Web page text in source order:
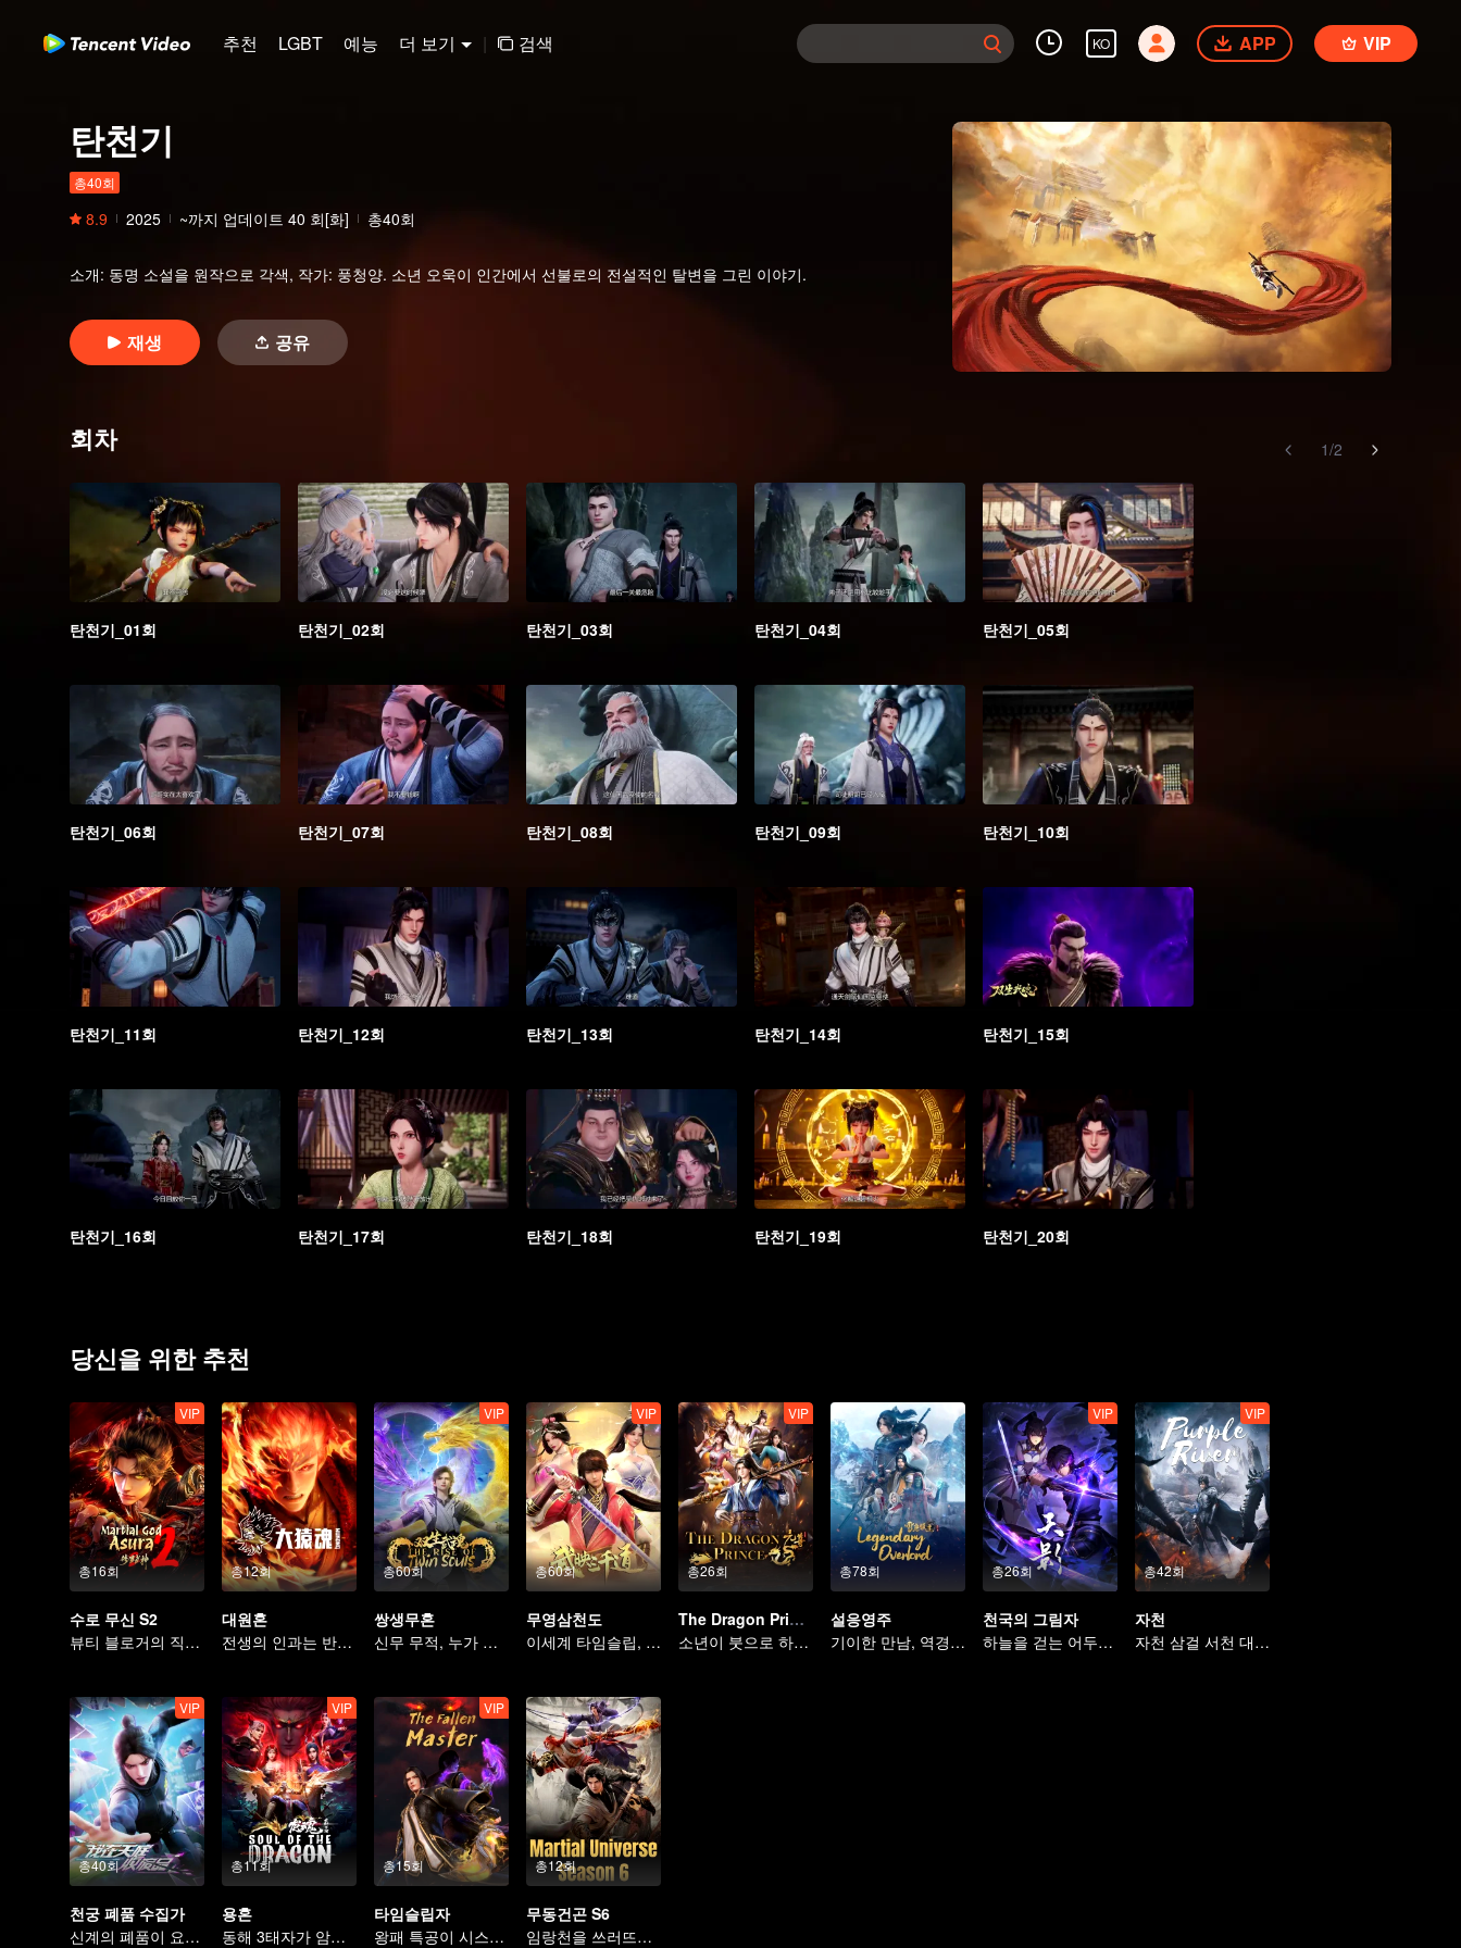
추천 LGBT 예능 더 보기 | 검색 KO APP VIP
탄천기
총40회
8.9 2025 ~까지 업데이트 40 회[화] 총40회
소개: 동명 소설을 원작으로 각색, 작가: 풍청양. 소년 오욱이 인간에서 선불로의 전설적인 탈변을 그린 이야기.
재생 공유
회차 1/2
탄천기_01회 탄천기_02회 탄천기_03회 탄천기_04회 탄천기_05회
탄천기_06회 탄천기_07회 탄천기_08회 탄천기_09회 탄천기_10회
탄천기_11회 탄천기_12회 탄천기_13회 탄천기_14회 탄천기_15회
탄천기_16회 탄천기_17회 탄천기_18회 탄천기_19회 탄천기_20회
당신을 위한 추천
총16회
VIP
수로 무신 S2
뷰티 블로거의 직진 본능: 복흑 소공작을 공략하다
총12회
대원혼
전생의 인과는 반드시 하늘을 물어뜯을 것
총60회
VIP
쌍생무혼
신무 무적, 누가 운명을 지배하나
총60회
VIP
무영삼천도
이세계 타임슬립, 궁상맞은 사위가 되다
총26회
VIP
The Dragon Prince
소년이 붓으로 하늘을 가른다
총78회
설응영주
기이한 만남, 역경 속에서 다시 살아난 소년
총26회
VIP
천국의 그림자
하늘을 걷는 어두운 그림자, 혼을 불태워 마음을 지키다
총42회
VIP
자천
자천 삼걸 서천 대륙을 종횡하다
총40회
VIP
천궁 폐품 수집가
신계의 폐품이 요괴와 마물을 처단한다
총11회
VIP
용혼
동해 3태자가 암영 나타를 죽음으로 내몰다
총15회
VIP
타임슬립자
왕패 특공이 시스템을 넘어 구황을 누빈다
총12회
무동건곤 S6
임랑천을 쓰러뜨리고 정상에 오르다